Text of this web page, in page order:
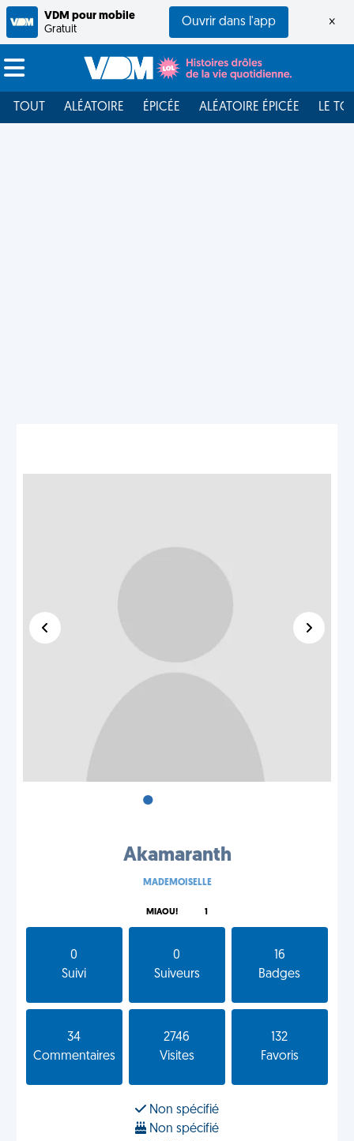
VDM pour mobile
Gratuit
Ouvrir dans l'app ×
TOUT ALÉATOIRE ÉPICÉE ALÉATOIRE ÉPICÉE LE
•
Akamaranth
MADEMOISELLE
MIAOU! 1
0
Suivi
0
Suiveurs
16
Badges
34
Commentaires
2746
Visites
132
Favoris
Non spécifié
Non spécifié